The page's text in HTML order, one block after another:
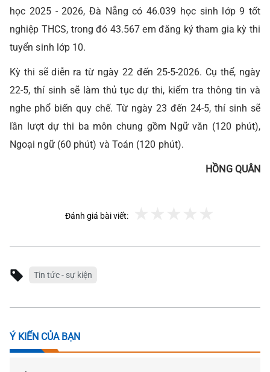
học 2025 - 2026, Đà Nẵng có 46.039 học sinh lớp 9 tốt
nghiệp THCS, trong đó 43.567 em đăng ký tham gia kỳ thi
tuyển sinh lớp 10.
Kỳ thi sẽ diễn ra từ ngày 22 đến 25-5-2026. Cụ thể, ngày
22-5, thí sinh sẽ làm thủ tục dự thi, kiểm tra thông tin và
nghe phổ biến quy chế. Từ ngày 23 đến 24-5, thí sinh sẽ
lần lượt dự thi ba môn chung gồm Ngữ văn (120 phút),
Ngoại ngữ (60 phút) và Toán (120 phút).
HỒNG QUÂN
Đánh giá bài viết:
Tin tức - sự kiện
Ý KIẾN CỦA BẠN